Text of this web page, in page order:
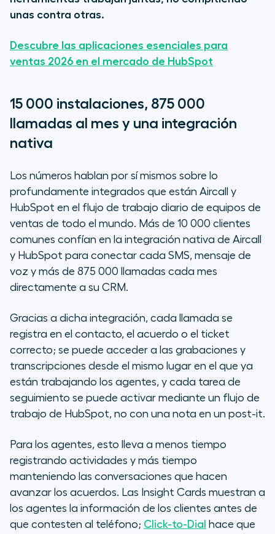
unas contra otras.
Descubre las aplicaciones esenciales para
ventas 2026 en el mercado de HubSpot
15 000 instalaciones, 875 000
llamadas al mes y una integración
nativa
Los números hablan por sí mismos sobre lo
profundamente integrados que están Aircall y
HubSpot en el flujo de trabajo diario de equipos de
ventas de todo el mundo. Más de 10 000 clientes
comunes confían en la integración nativa de Aircall
y HubSpot para conectar cada SMS, mensaje de
voz y más de 875 000 llamadas cada mes
directamente a su CRM.
Gracias a dicha integración, cada llamada se
registra en el contacto, el acuerdo o el ticket
correcto; se puede acceder a las grabaciones y
transcripciones desde el mismo lugar en el que ya
están trabajando los agentes, y cada tarea de
seguimiento se puede activar mediante un flujo de
trabajo de HubSpot, no con una nota en un post-it.
Para los agentes, esto lleva a menos tiempo
registrando actividades y más tiempo
manteniendo las conversaciones que hacen
avanzar los acuerdos. Las Insight Cards muestran a
los agentes la información de los clientes antes de
que contesten al teléfono; Click-to-Dial hace que